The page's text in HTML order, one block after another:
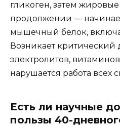
гликоген, затем
продолжении —
мышечный белок,
Возникает
электролитов,
нарушается работа всех
Есть ли научные
пользы 40-